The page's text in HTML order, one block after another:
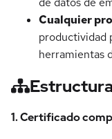
Cualquier
productividad
herramientas
1. Certificado